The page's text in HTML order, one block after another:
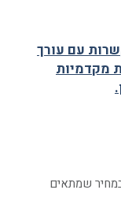
עם עורך
מקדמיות
שמתאים